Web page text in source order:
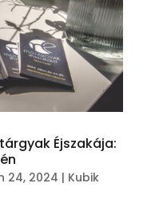
Éjszakája:
24, 2024 | Kubik